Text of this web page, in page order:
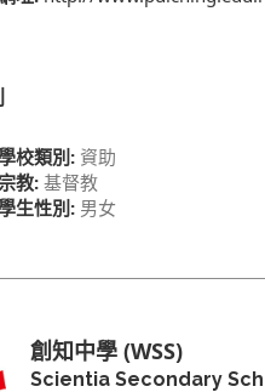
校類別: 資助
教: 基督教
生性別: 男女
創知中學 (WSS)
Scientia Secondary